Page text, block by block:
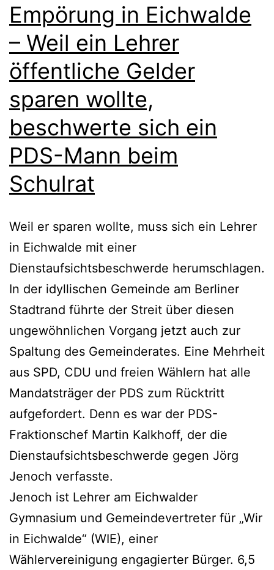
Empörung in Eichwalde
– Weil ein Lehrer
öffentliche Gelder
sparen wollte,
beschwerte sich ein
PDS-Mann beim
Schulrat
Weil er sparen wollte, muss sich ein Lehrer
in Eichwalde mit einer
Dienstaufsichtsbeschwerde herumschlagen.
In der idyllischen Gemeinde am Berliner
Stadtrand führte der Streit über diesen
ungewöhnlichen Vorgang jetzt auch zur
Spaltung des Gemeinderates. Eine Mehrheit
aus SPD, CDU und freien Wählern hat alle
Mandatsträger der PDS zum Rücktritt
aufgefordert. Denn es war der PDS-
Fraktionschef Martin Kalkhoff, der die
Dienstaufsichtsbeschwerde gegen Jörg
Jenoch verfasste.
Jenoch ist Lehrer am Eichwalder
Gymnasium und Gemeindevertreter für „Wir
in Eichwalde“ (WIE), einer
Wählervereinigung engagierter Bürger. 6,5